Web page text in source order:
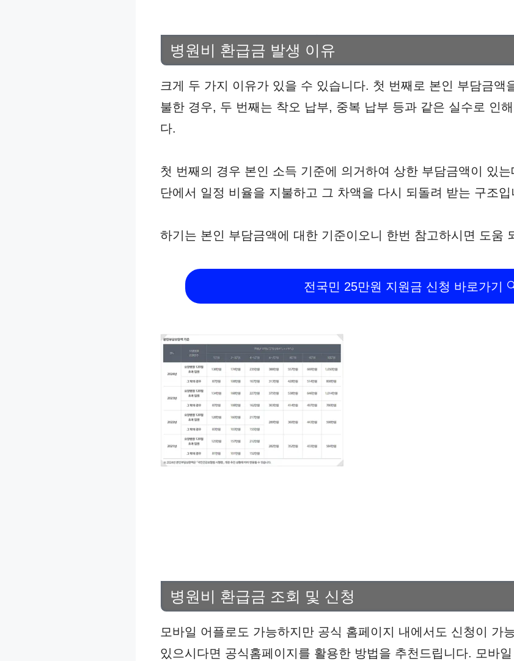
병원비 환급금 발생 이유
크게 두 가지 이유가 있을 수 있습니다. 첫 번째로 본인 부담금액
불한 경우, 두 번째는 착오 납부, 중복 납부 등과 같은 실수로 인
다.
첫 번째의 경우 본인 소득 기준에 의거하여 상한 부담금액이 있
단에서 일정 비율을 지불하고 그 차액을 다시 되돌려 받는 구조입
하기는 본인 부담금액에 대한 기준이오니 한번 참고하시면 도움
전국민 25만원 지원금 신청 바로가기
병원비 환급금 조회 및 신청
모바일 어플로도 가능하지만 공식 홈페이지 내에서도 신청이 가
있으시다면 공식홈페이지를 활용한 방법을 추천드립니다. 모바